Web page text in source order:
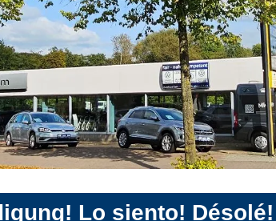
Lo siento! Désolé!